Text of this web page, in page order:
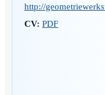
http://
CV: PDF